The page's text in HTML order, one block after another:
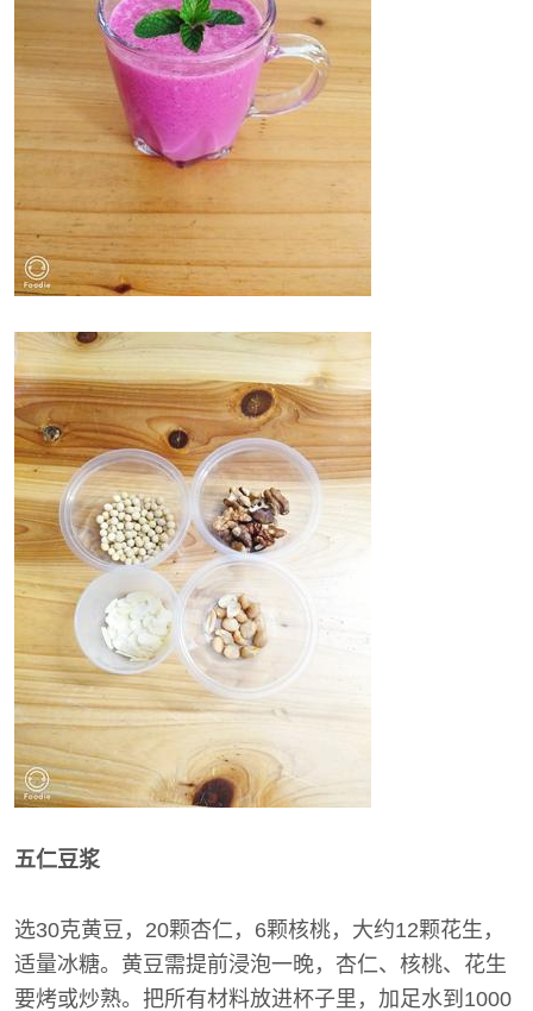
五仁豆浆
选30克黄豆，20颗杏仁，6颗核桃，大约12颗花生，
适量冰糖。黄豆需提前浸泡一晚，杏仁、核桃、花生
要烤或炒熟。把所有材料放进杯子里，加足水到1000